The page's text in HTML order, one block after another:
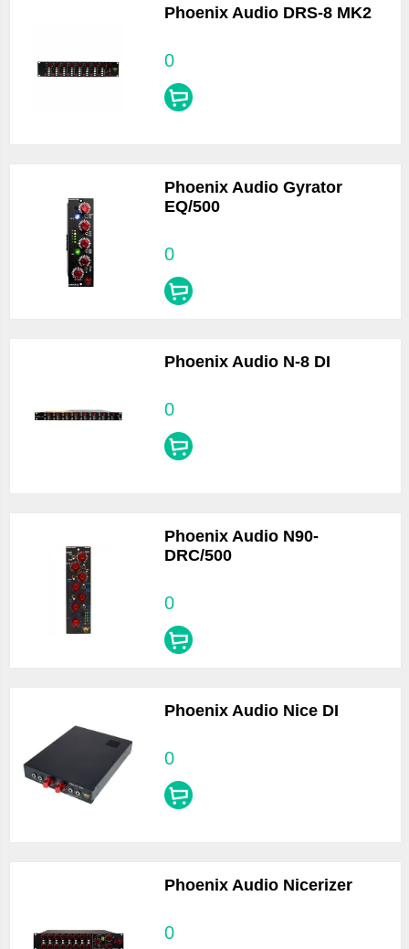
Phoenix Audio DRS-8 MK2
0
Phoenix Audio Gyrator
EQ/500
0
Phoenix Audio N-8 DI
0
Phoenix Audio N90-
DRC/500
0
Phoenix Audio Nice DI
0
Phoenix Audio Nicerizer
0